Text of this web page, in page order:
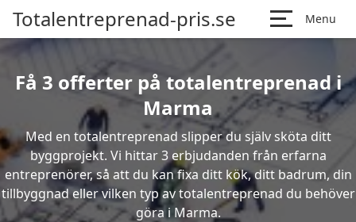
Totalentreprenad-pris.se Menu
Få 3 offerter på totalentreprenad i
Marma
Med en totalentreprenad slipper du själv sköta ditt
byggprojekt. Vi hittar 3 erbjudanden från erfarna
entreprenörer, så att du kan fixa ditt kök, ditt badrum, din
tillbyggnad eller vilken typ av totalentreprenad du behöver
göra i Marma.